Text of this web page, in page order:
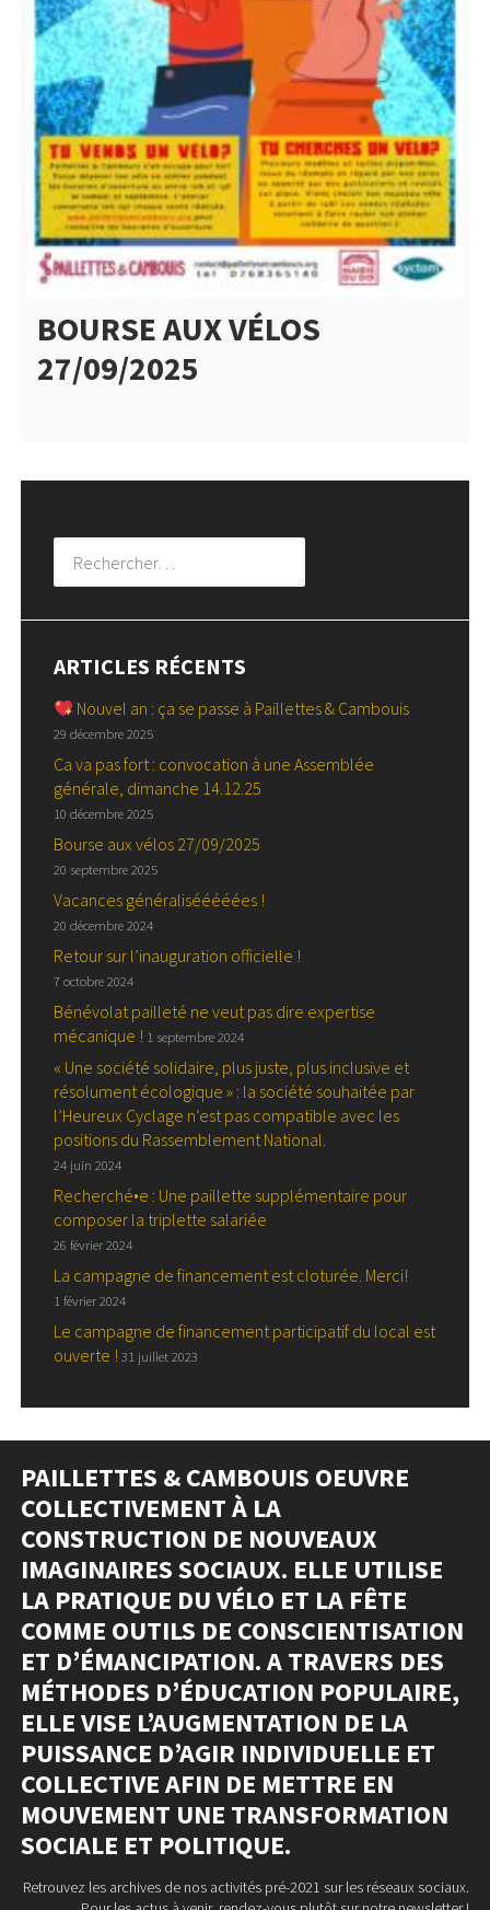
BOURSE AUX VÉLOS
27/09/2025
Rechercher :
ARTICLES RÉCENTS
Nouvel an : ça se passe à Paillettes & Cambouis
29 décembre 2025
Ca va pas fort : convocation à une Assemblée
générale, dimanche 14.12.25
10 décembre 2025
Bourse aux vélos 27/09/2025
20 septembre 2025
Vacances généralisééééées !
20 décembre 2024
Retour sur l’inauguration officielle !
7 octobre 2024
Bénévolat pailleté ne veut pas dire expertise
mécanique ! 1 septembre 2024
« Une société solidaire, plus juste, plus inclusive et
résolument écologique » : la société souhaitée par
l’Heureux Cyclage n’est pas compatible avec les
positions du Rassemblement National.
24 juin 2024
Recherché•e : Une paillette supplémentaire pour
composer la triplette salariée
26 février 2024
La campagne de financement est cloturée. Merci!
1 février 2024
Le campagne de financement participatif du local est
ouverte ! 31 juillet 2023
PAILLETTES & CAMBOUIS OEUVRE
COLLECTIVEMENT À LA
CONSTRUCTION DE NOUVEAUX
IMAGINAIRES SOCIAUX. ELLE UTILISE
LA PRATIQUE DU VÉLO ET LA FÊTE
COMME OUTILS DE CONSCIENTISATION
ET D’ÉMANCIPATION. A TRAVERS DES
MÉTHODES D’ÉDUCATION POPULAIRE,
ELLE VISE L’AUGMENTATION DE LA
PUISSANCE D’AGIR INDIVIDUELLE ET
COLLECTIVE AFIN DE METTRE EN
MOUVEMENT UNE TRANSFORMATION
SOCIALE ET POLITIQUE.
Retrouvez les archives de nos activités pré-2021 sur les réseaux sociaux.